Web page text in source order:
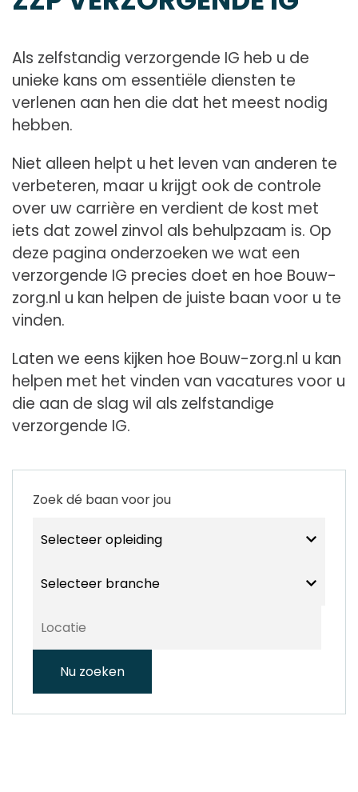
Als zelfstandig verzorgende IG heb u de
unieke kans om essentiële diensten te
verlenen aan hen die dat het meest nodig
hebben.
Niet alleen helpt u het leven van anderen te
verbeteren, maar u krijgt ook de controle
over uw carrière en verdient de kost met
iets dat zowel zinvol als behulpzaam is. Op
deze pagina onderzoeken we wat een
verzorgende IG precies doet en hoe Bouw-
zorg.nl u kan helpen de juiste baan voor u te
vinden.
Laten we eens kijken hoe Bouw-zorg.nl u kan
helpen met het vinden van vacatures voor u
die aan de slag wil als zelfstandige
verzorgende IG.
Zoek dé baan voor jou